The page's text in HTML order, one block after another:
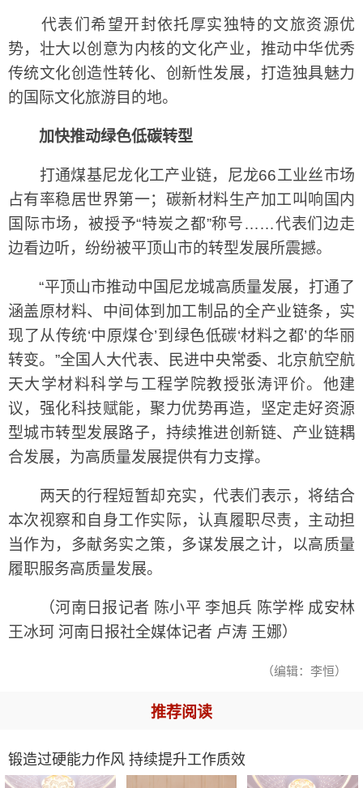
代表们希望开封依托厚实独特的文旅资源优
势，壮大以创意为内核的文化产业，推动中华优秀
传统文化创造性转化、创新性发展，打造独具魅力
的国际文化旅游目的地。
加快推动绿色低碳转型
打通煤基尼龙化工产业链，尼龙66工业丝市场
占有率稳居世界第一；碳新材料生产加工叫响国内
国际市场，被授予“特炭之都”称号……代表们边走
边看边听，纷纷被平顶山市的转型发展所震撼。
“平顶山市推动中国尼龙城高质量发展，打通了
涵盖原材料、中间体到加工制品的全产业链条，实
现了从传统‘中原煤仓’到绿色低碳‘材料之都’的华丽
转变。”全国人大代表、民进中央常委、北京航空航
天大学材料科学与工程学院教授张涛评价。他建
议，强化科技赋能，聚力优势再造，坚定走好资源
型城市转型发展路子，持续推进创新链、产业链耦
合发展，为高质量发展提供有力支撑。
两天的行程短暂却充实，代表们表示，将结合
本次视察和自身工作实际，认真履职尽责，主动担
当作为，多献务实之策，多谋发展之计，以高质量
履职服务高质量发展。
（河南日报记者 陈小平 李旭兵 陈学桦 成安林
王冰珂 河南日报社全媒体记者 卢涛 王娜）
（编辑：李恒）
推荐阅读
锻造过硬能力作风 持续提升工作质效